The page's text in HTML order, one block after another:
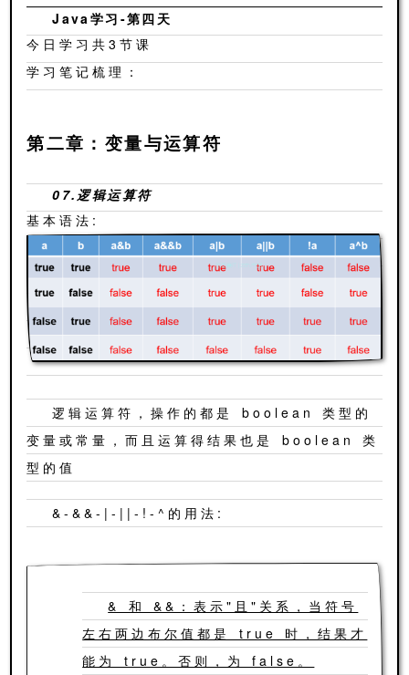
Java学习-第四天
今日学习共3节课
学习笔记梳理：
第二章：变量与运算符
07.逻辑运算符
基本语法:
逻辑运算符，操作的都是 boolean 类型的
变量或常量，而且运算得结果也是 boolean 类
型的值
&-&&-|-||-!-^的用法:
& 和 &&：表示"且"关系，当符号
左右两边布尔值都是 true 时，结果才
能为 true。否则，为 false。